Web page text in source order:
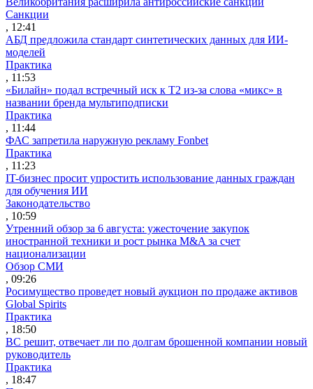
Санкции
, 12:41
АБД предложила стандарт синтетических данных для ИИ-
моделей
Практика
, 11:53
«Билайн» подал встречный иск к Т2 из-за слова «микс» в
названии бренда мультиподписки
Практика
, 11:44
ФАС запретила наружную рекламу Fonbet
Практика
, 11:23
IT-бизнес просит упростить использование данных граждан
для обучения ИИ
Законодательство
, 10:59
Утренний обзор за 6 августа: ужесточение закупок
иностранной техники и рост рынка M&A за счет
национализации
Обзор СМИ
, 09:26
Росимущество проведет новый аукцион по продаже активов
Global Spirits
Практика
, 18:50
ВС решит, отвечает ли по долгам брошенной компании новый
руководитель
Практика
, 18:47